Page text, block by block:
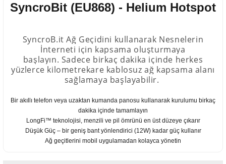
SyncroBit (EU868) - Helium Hotspot
SyncroB.it Ağ Geçidini kullanarak Nesnelerin
İnterneti için kapsama oluşturmaya
başlayın. Sadece birkaç dakika içinde herkes
yüzlerce kilometrekare kablosuz ağ kapsama alanı
sağlamaya başlayabilir.
Bir akıllı telefon veya uzaktan kumanda panosu kullanarak kurulumu birkaç
dakika içinde tamamlayın
LongFi™ teknolojisi, menzili ve pil ömrünü en üst düzeye çıkarır
Düşük Güç – bir geniş bant yönlendirici (12W) kadar güç kullanır
Ağ geçitlerini mobil uygulamadan kolayca yönetin